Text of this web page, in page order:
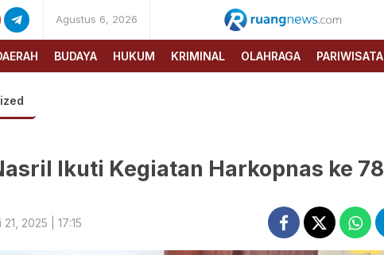
Agustus 6, 2026
RUANG
NEWS
BUDAYA HUKUM KRIMINAL OLAHRAGA PARIWISATA
Ikuti Kegiatan Harkopnas ke 78
2025 | 17:15